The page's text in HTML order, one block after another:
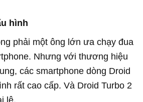
hình
phải một ông lớn ưa chạy đua
Nhưng với thương hiệu
các smartphone dòng Droid
rất cao cấp. Và Droid Turbo 2